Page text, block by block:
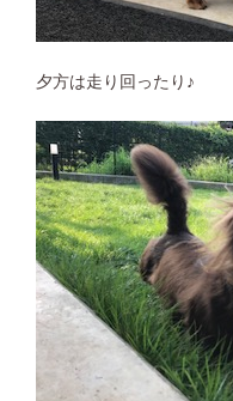
夕方は走り回ったり♪